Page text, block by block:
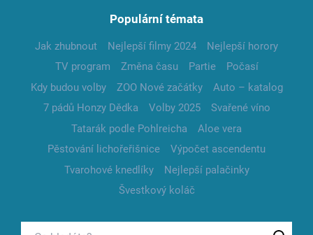
Populární témata
Jak zhubnout Nejlepší filmy 2024
Nejlepší horory
TV program
Změna času Partie
Počasí
Kdy budou volby
ZOO Nové začátky
Auto – katalog
7 pádů Honzy Dědka
Volby 2025
Svařené víno
Tatarák podle Pohlreicha
Aloe vera
Pěstování lichořeřišnice
Výpočet ascendentu
Tvarohové knedlíky
Nejlepší palačinky
Švestkový koláč